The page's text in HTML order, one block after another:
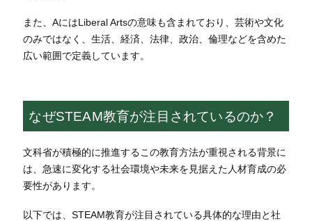
また、AにはLiberal Artsの意味も含まれており、芸術や⽂化
のみではなく、⽣活、経済、法律、政治、倫理などを含めた
広い範囲で定義しています。
なぜSTEAM教育が注目されているのか？
文科省が積極的に推進するこの教育方法が重視される背景に
は、急速に変化する社会環境や未来を見据えた人材育成の必
要性があります。
以下では、STEAM教育が注目されている具体的な理由と社